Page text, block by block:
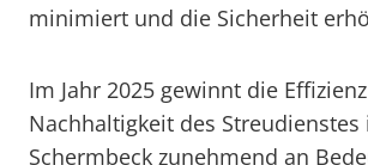
minimiert und die Sicherheit
Im Jahr 2025 gewinnt die
Nachhaltigkeit des Streudienstes
Schermbeck zunehmend an